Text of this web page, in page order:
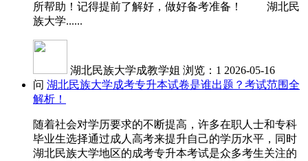
所帮助！记得提前了解好，做好备考准备！ 湖北民
族大学......
湖北民族大学成教学姐 浏览：1 2026-05-16
问 湖北民族大学成考专升本试卷是谁出题？考试范围全
解析！
随着社会对学历要求的不断提高，许多在职人士和专科
毕业生选择通过成人高考来提升自己的学历水平，同时
湖北民族大学地区的成考专升本考试是众多考生关注的